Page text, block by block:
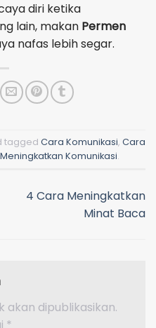
diri ketika
lain, makan Permen
nafas lebih segar.
tagged Cara Komunikasi, Cara
Meningkatkan Komunikasi.
4 Cara Meningkatkan
Minat Baca
akan dipublikasikan.